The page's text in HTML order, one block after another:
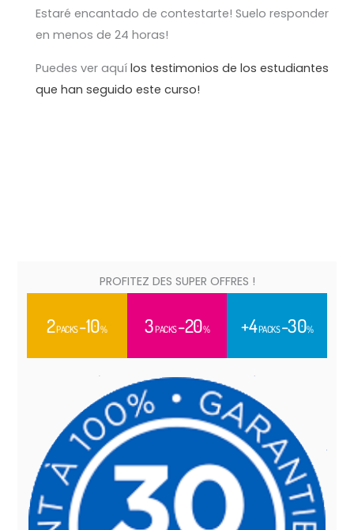
Estaré encantado de contestarte! Suelo responder
en menos de 24 horas!
Puedes ver aquí los testimonios de los estudiantes
que han seguido este curso!
PROFITEZ DES SUPER OFFRES !
2PACKS-10% 3PACKS-20% +4PACKS-30%